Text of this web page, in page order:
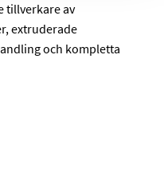
tillverkare av
extruderade
och kompletta